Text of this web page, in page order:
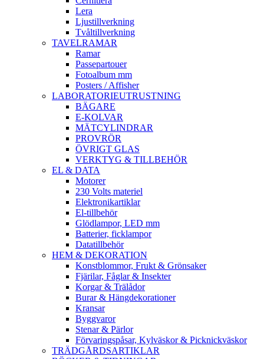
Lera
Ljustillverkning
Tvåltillverkning
TAVELRAMAR
Ramar
Passepartouer
Fotoalbum mm
Posters / Affisher
LABORATORIEUTRUSTNING
BÄGARE
E-KOLVAR
MÄTCYLINDRAR
PROVRÖR
ÖVRIGT GLAS
VERKTYG & TILLBEHÖR
EL & DATA
Motorer
230 Volts materiel
Elektronikartiklar
El-tillbehör
Glödlampor, LED mm
Batterier, ficklampor
Datatillbehör
HEM & DEKORATION
Konstblommor, Frukt & Grönsaker
Fjärilar, Fåglar & Insekter
Korgar & Trälådor
Burar & Hängdekorationer
Kransar
Byggvaror
Stenar & Pärlor
Förvaringspåsar, Kylväskor & Picknickväskor
TRÄDGÅRDSARTIKLAR